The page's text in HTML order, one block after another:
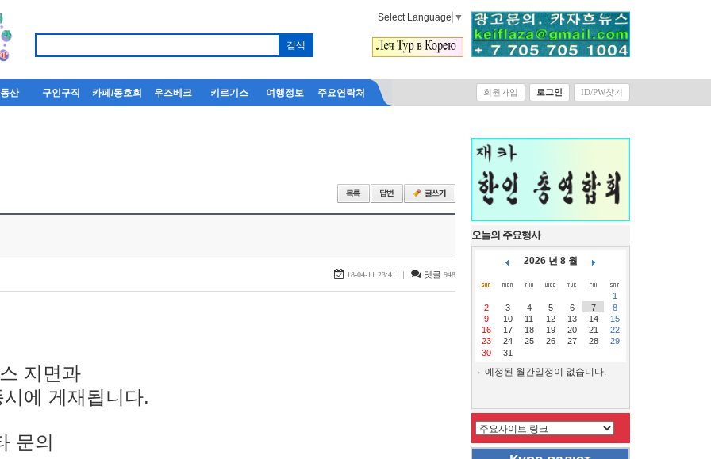
Select Language ▼
산 구인구직 카페/동호회 우즈베크 키르기스 여행정보 주요연락처 회원가입 로그인 ID/PW찾기
18-04-11 23:41 | 댓글 948
지면과
에 게재됩니다.
문의
오늘의 주요행사
2026 년 8 월
1
2
3 4 5 6 7
8
9
10 11 12 13 14
15
16
17 18 19 20 21
22
23
24 25 26 27 28
29
30
31
예정된 월간일정이 없습니다.